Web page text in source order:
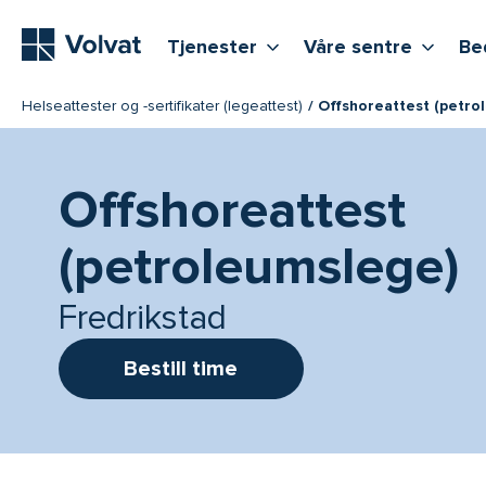
Tjenester Vis flere undernivåer
Våre sentre Vis
Helseattester og -sertifikater (legeattest) Offshoreattest
Offshoreattest
(petroleumslege)
Fredrikstad
Bestill time